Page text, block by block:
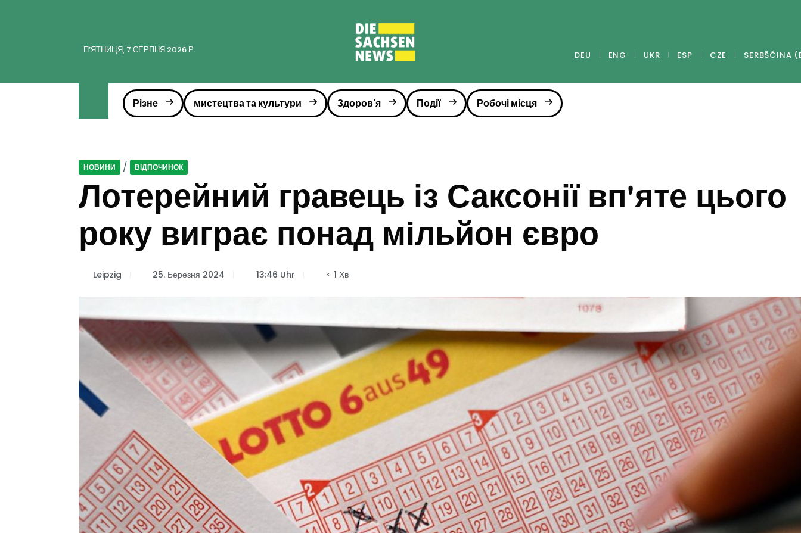
ПʼЯТНИЦЯ, 7 СЕРПНЯ 2026 Р. DEU ENG UKR ESP CZE SERBŠĆINA
Різне мистецтва та культури Здоров'я Події Робочі місця
НОВИНИ / ВІДПОЧИНОК
Лотерейний гравець із Саксонії вп'яте цього
року виграє понад мільйон євро
Leipzig 25. Березня 2024 13:46 Uhr < 1 Хв